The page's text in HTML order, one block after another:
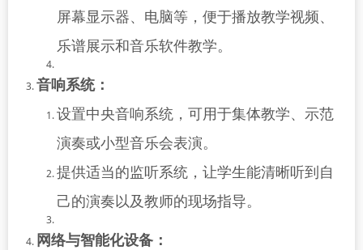
屏幕显示器、电脑等，便于播放教学视频、
乐谱展示和音乐软件教学。
音响系统：
设置中央音响系统，可用于集体教学、示范
演奏或小型音乐会表演。
提供适当的监听系统，让学生能清晰听到自
己的演奏以及教师的现场指导。
网络与智能化设备：